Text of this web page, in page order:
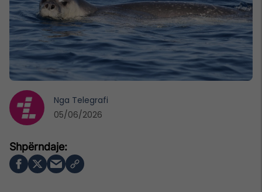
Nga Telegrafi
05/06/2026